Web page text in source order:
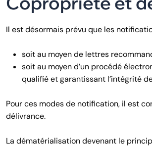
Il est désormais prévu que les
soit au moyen de lettres
soit au moyen d’un procédé
qualifié et garantissant l’intégrité
Pour ces modes de notification, il est
délivrance.
La dématérialisation devenant le